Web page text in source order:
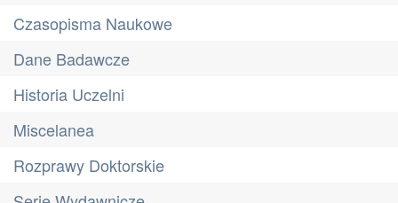
Czasopisma Naukowe
Dane Badawcze
Historia Uczelni
Miscelanea
Rozprawy Doktorskie